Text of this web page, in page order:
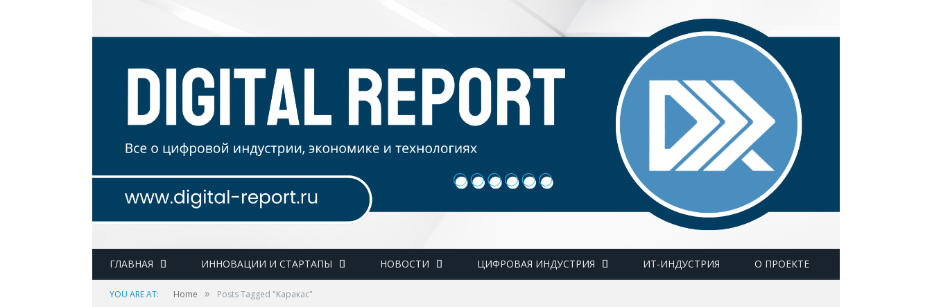
ГЛАВНАЯ ИННОВАЦИИ И СТАРТАПЫ НОВОСТИ ЦИФРОВАЯ ИНДУСТРИЯ ИТ-ИНДУСТРИЯ О ПРОЕКТЕ
YOU ARE AT: Home » Posts Tagged "Каракас"